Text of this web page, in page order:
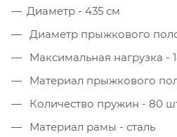
Диаметр - 435 см
Диаметр прыжкового
Максимальная нагрузка -
Материал прыжкового
Количество пружин - 80
Материал рамы - сталь